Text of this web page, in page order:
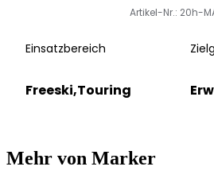
Artikel-Nr.: 20h-
Einsatzbereich
Freeski,Touring
Mehr von Marker